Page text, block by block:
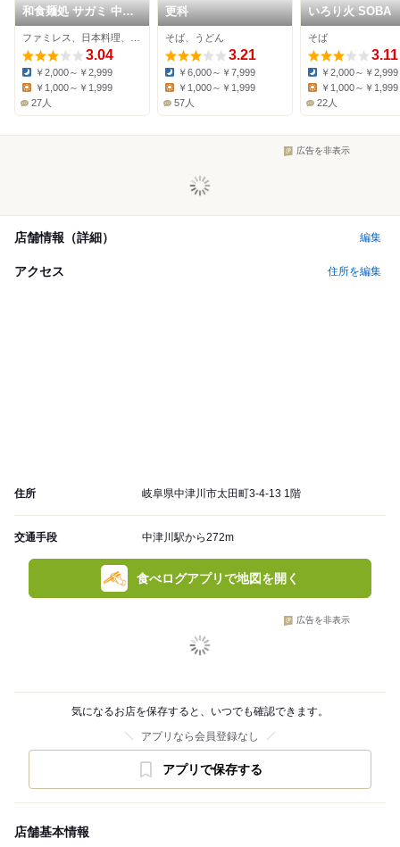
和食麺処 サガミ 中津
川店
3.04
Dinner:
￥2,000～￥2,999
Lunch:
￥1,000～￥1,999
27人
更科
そば、うどん
3.21
Dinner:
￥6,000～￥7,999
Lunch:
￥1,000～￥1,999
57人
いろり火 SOBA
そば
3.11
Dinner:
￥2,000～￥2,999
Lunch:
￥1,000～￥1,999
22人
広告を非表示
店舗情報（詳細） 編集
アクセス 住所を編集
住所 岐阜県中津川市太田町3-4-13 1階
交通手段 中津川駅から272m
食べログアプリで地図を開く
広告を非表示
気になるお店を保存すると、いつでも確認できます。
アプリなら会員登録なし
アプリで保存する
店舗基本情報